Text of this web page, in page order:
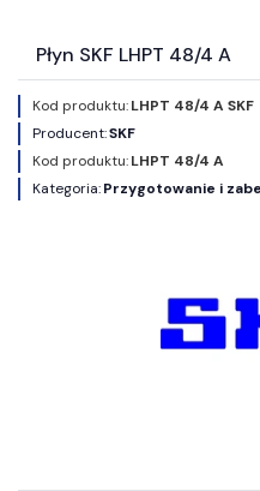
Płyn SKF LHPT 48/4 A
Kod produktu:LHPT 48/4 A SKF
Producent:SKF
Kod produktu:LHPT 48/4 A
Kategoria:Przygotowanie i